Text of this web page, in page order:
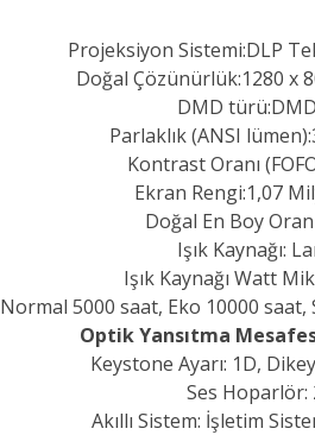
Projeksiyon Sistemi:DLP
Doğal Çözünürlük:1280 x
DMD türü:
Parlaklık (ANSI lümen):
Kontrast Oranı
Ekran Rengi:1,07
Doğal En Boy
Işık Kaynağı:
Işık Kaynağı Watt
Normal 5000 saat, Eko 10000
Optik Yansıtma
Keystone Ayarı: 1D,
Ses Hoparlör:
Akıllı Sistem: İşletim